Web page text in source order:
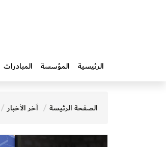
الرئيسية المؤسسة المبادرات‎
الصفحة الرئيسة آخر الأخبار